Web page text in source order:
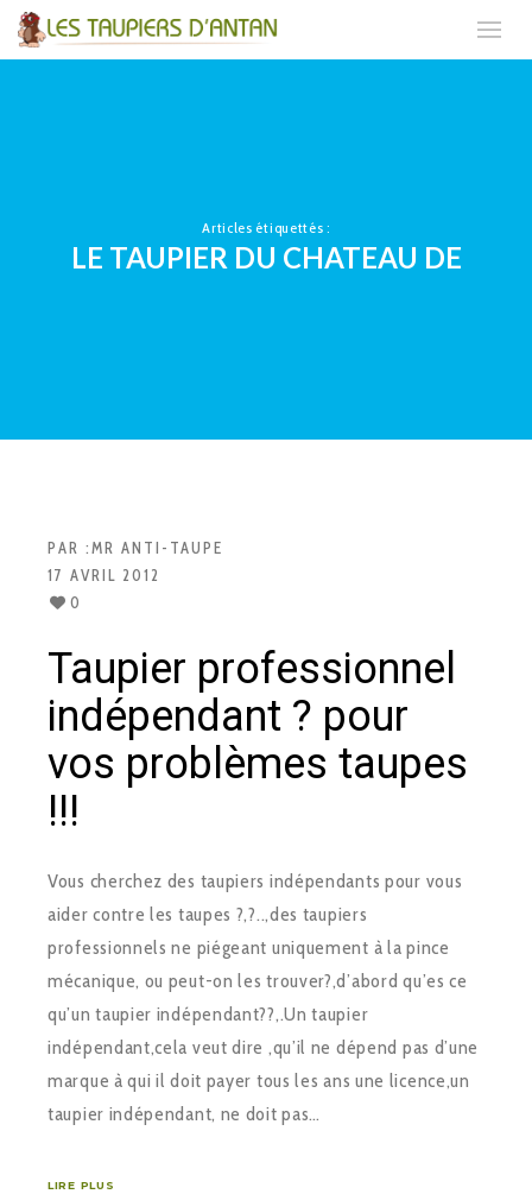
Articles étiquettés :
LE TAUPIER DU CHATEAU DE
PAR :MR ANTI-TAUPE
17 AVRIL 2012
0
Taupier professionnel
indépendant ? pour
vos problèmes taupes
!!!
Vous cherchez des taupiers indépendants pour vous
aider contre les taupes ?,?..,des taupiers
professionnels ne piégeant uniquement à la pince
mécanique, ou peut-on les trouver?,d’abord qu’es ce
qu’un taupier indépendant??,.Un taupier
indépendant,cela veut dire ,qu’il ne dépend pas d’une
marque à qui il doit payer tous les ans une licence,un
taupier indépendant, ne doit pas…
LIRE PLUS